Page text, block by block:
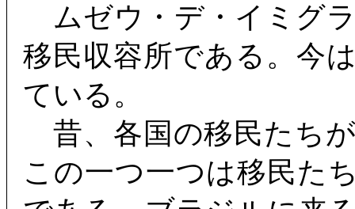
ムゼウ・デ・イミグ
移民収容所である。今
ている。
昔、各国の移民たち
この一つ一つは移民た